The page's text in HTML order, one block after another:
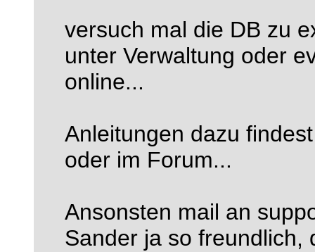
versuch mal die DB zu
unter Verwaltung oder
online...
Anleitungen dazu
oder im Forum...
Ansonsten mail an
Sander ja so freundlich,